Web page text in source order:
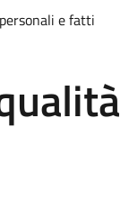
e fatti